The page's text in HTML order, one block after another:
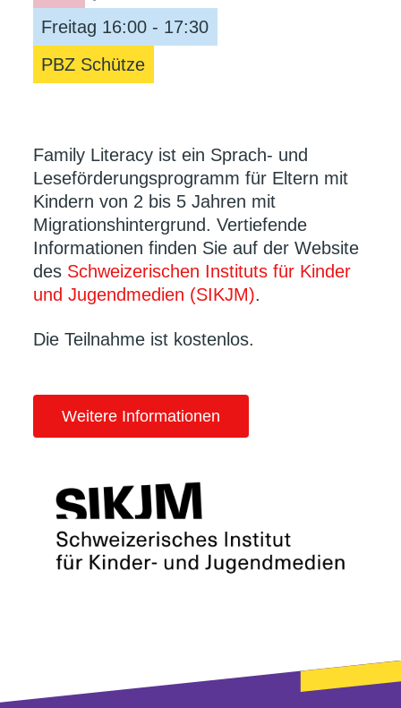
Freitag 16:00 - 17:30
PBZ Schütze
Family Literacy ist ein Sprach- und
Leseförderungsprogramm für Eltern mit
Kindern von 2 bis 5 Jahren mit
Migrationshintergrund. Vertiefende
Informationen finden Sie auf der Website
des Schweizerischen Instituts für Kinder
und Jugendmedien (SIKJM).
Die Teilnahme ist kostenlos.
Weitere Informationen